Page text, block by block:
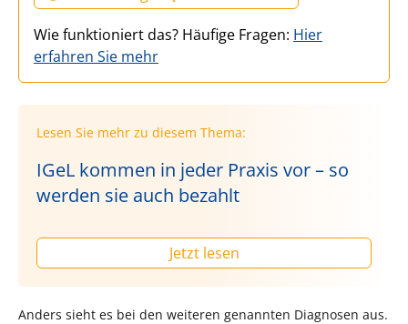
Wie funktioniert das? Häufige Fragen: Hier
erfahren Sie mehr
Lesen Sie mehr zu diesem Thema:
IGeL kommen in jeder Praxis vor – so
werden sie auch bezahlt
Jetzt lesen
Anders sieht es bei den weiteren genannten Diagnosen aus.